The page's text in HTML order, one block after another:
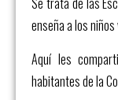
enseña a los
Aquí les
habitantes de la